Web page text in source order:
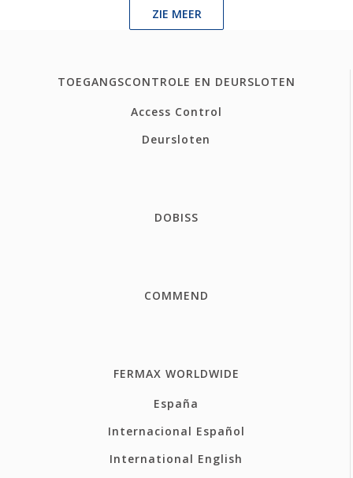
ZIE MEER
TOEGANGSCONTROLE EN DEURSLOTEN
Access Control
Deursloten
DOBISS
COMMEND
FERMAX WORLDWIDE
España
Internacional Español
International English